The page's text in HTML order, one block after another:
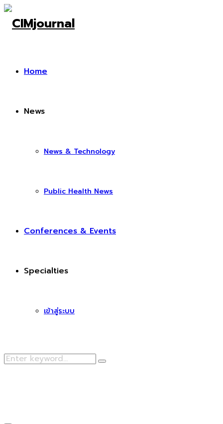
Home
News
News & Technology
Public Health News
Conferences & Events
Specialties
เข้าสู่ระบบ
Search
Search